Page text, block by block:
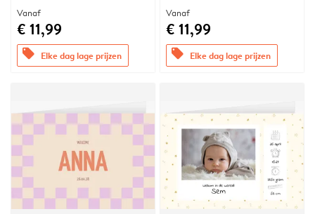
Vanaf
€ 11,99
offers Elke dag lage prijzen
Vanaf
€ 11,99
offers Elke dag lage prijzen